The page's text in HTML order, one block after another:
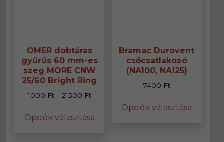
OMER dobtáras
gyűrűs 60 mm-es
szeg MORE CNW
25/60 Bright Ring
1000 Ft – 21500 FtÁrtartomány:
-
Opciók választásaa
Bramac Durovent
csőcsatlakozó
(NA100, NA125)
7400 Ft
Opciók választása